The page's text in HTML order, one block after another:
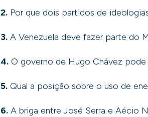
2. Por que dois partidos de
3. A Venezuela deve fazer parte do
4. O governo de Hugo Chávez
5. Qual a posição sobre o uso de
6. A briga entre José Serra e Aécio